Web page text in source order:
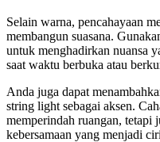
Selain warna, pencahayaan
membangun suasana.
untuk menghadirkan nuansa
saat waktu berbuka atau
Anda juga dapat
string light sebagai aksen.
memperindah ruangan, tetapi
kebersamaan yang menjadi